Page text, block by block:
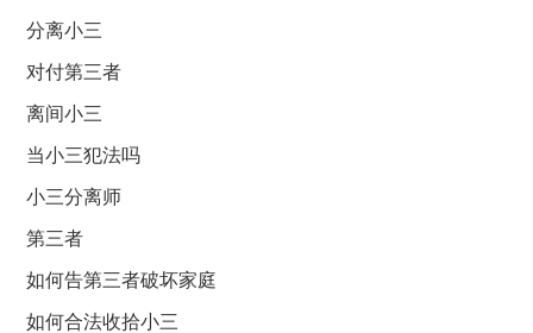
分离小三
对付第三者
离间小三
当小三犯法吗
小三分离师
第三者
如何告第三者破坏家庭
如何合法收拾小三